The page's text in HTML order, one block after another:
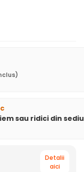
sau ridici din sediu
Detalii
aici